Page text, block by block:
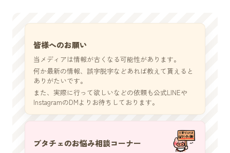
皆様へのお願い
当メディアは情報が古くなる可能性があります。
何か最新の情報、誤字脱字などあれば教えて貰えると
ありがたいです。
また、実際に行って欲しいなどの依頼も公式LINEや
InstagramのDMよりお待ちしております。
ブタチェのお悩み相談コーナー